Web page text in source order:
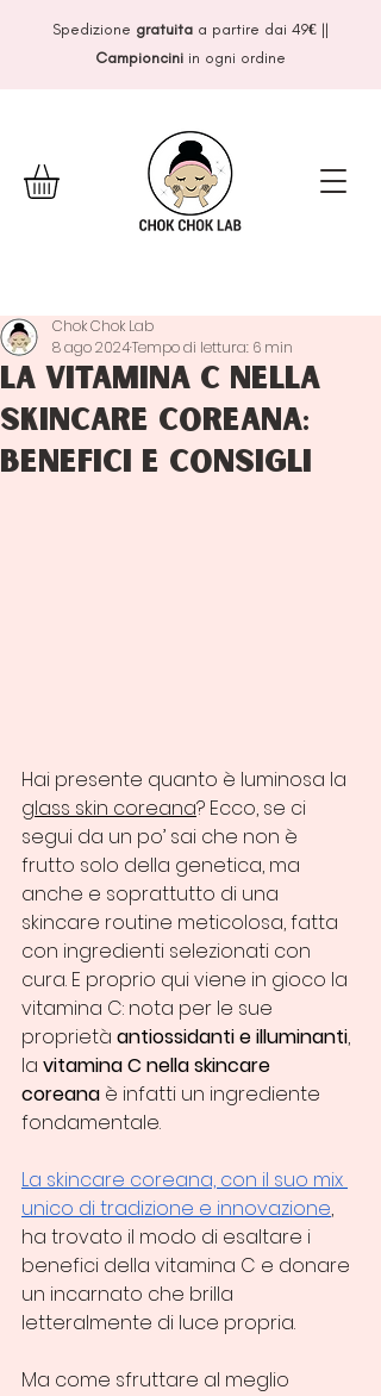
Spedizione gratuitaa partire dai 49€||
Campioncini in ogni ordine
La vitamina C nella
skincare coreana:
benefici e consigli
Chok Chok Lab
8 ago 2024Tempo di lettura: 6 min
Hai presente quanto è luminosa la
glass skin coreana? Ecco, se ci
segui da un po’ sai che non è
frutto solo della genetica, ma
anche e soprattutto di una
skincare routine meticolosa, fatta
con ingredienti selezionati con
cura. E proprio qui viene in gioco la
vitamina C: nota per le sue
proprietà antiossidanti e illuminanti,
la vitamina C nella skincare
coreana è infatti un ingrediente
fondamentale.
La skincare coreana, con il suo mix
unico di tradizione e innovazione,
ha trovato il modo di esaltare i
benefici della vitamina C e donare
un incarnato che brilla
letteralmente di luce propria.
Ma come sfruttare al meglio